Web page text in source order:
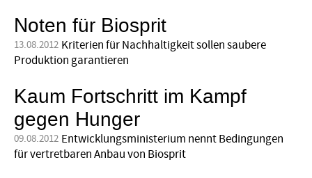
Noten für Biosprit
13.08.2012 Kriterien für Nachhaltigkeit sollen saubere
Produktion garantieren
Kaum Fortschritt im Kampf
gegen Hunger
09.08.2012 Entwicklungsministerium nennt Bedingungen
für vertretbaren Anbau von Biosprit